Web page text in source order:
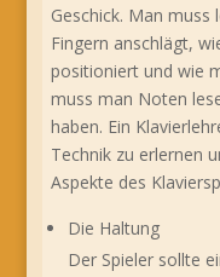
Geschick. Man
Fingern anschlägt,
positioniert und wie
muss man Noten
haben. Ein
Technik zu erlernen
Aspekte des
Die Haltung
Der Spieler sollte